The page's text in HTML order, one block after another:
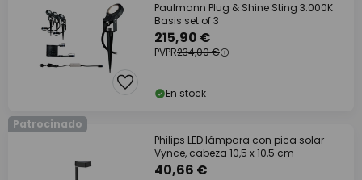
Paulmann Plug & Shine Sting 3.000K
Basis set of 3
215,90 €
PVPR234,00 €
En stock
Patrocinado
Philips LED lámpara con pica solar
Vynce, cabeza 10,5 x 10,5 cm
40,66 €